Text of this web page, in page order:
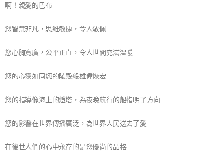
啊！親愛的巴布
您智慧非凡，思維敏捷，令人敬佩
您心胸寬廣，公平正直，令人世間充滿溫暖
您的心靈如同您的陵殿般雄偉恢宏
您的指導像海上的燈塔，為夜晚航行的船指明了方向
您的影響在世界傳播廣泛，為世界人民送去了愛
在後世人們的心中永存的是您優尚的品格